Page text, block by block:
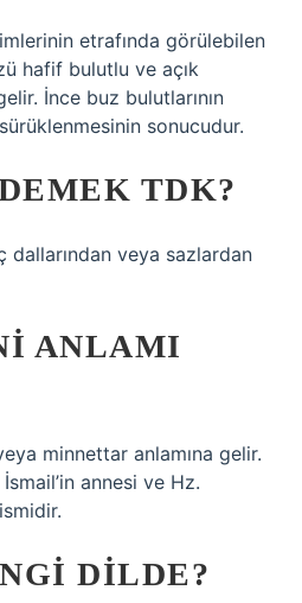
etrafında görülebilen
hafif bulutlu ve açık
İnce buz bulutlarının
sonucudur.
TDK?
dallarından veya sazlardan
ANLAMI
minnettar anlamına gelir.
annesi ve Hz.
DILDE?